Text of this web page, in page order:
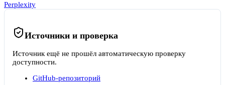
Perplexity
Источники и проверка
Источник ещё не прошёл автоматическую проверку
доступности.
GitHub-репозиторий